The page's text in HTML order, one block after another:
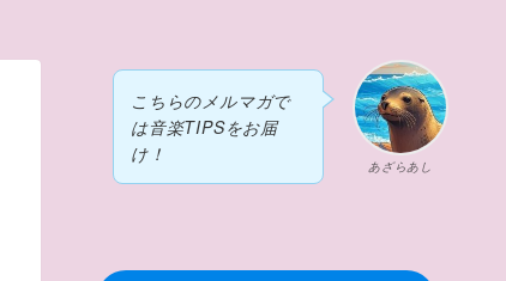
あざらあし
こちらのメルマガで
は音楽TIPSをお届
け！